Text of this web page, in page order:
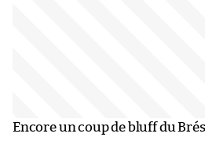
Encore un coup de bluff du